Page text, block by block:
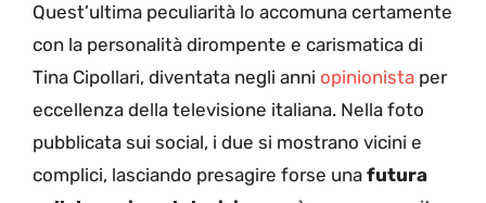
Quest’ultima peculiarità lo accomuna certamente
con la personalità dirompente e carismatica di
Tina Cipollari, diventata negli anni opinionista per
eccellenza della televisione italiana. Nella foto
pubblicata sui social, i due si mostrano vicini e
complici, lasciando presagire forse una futura